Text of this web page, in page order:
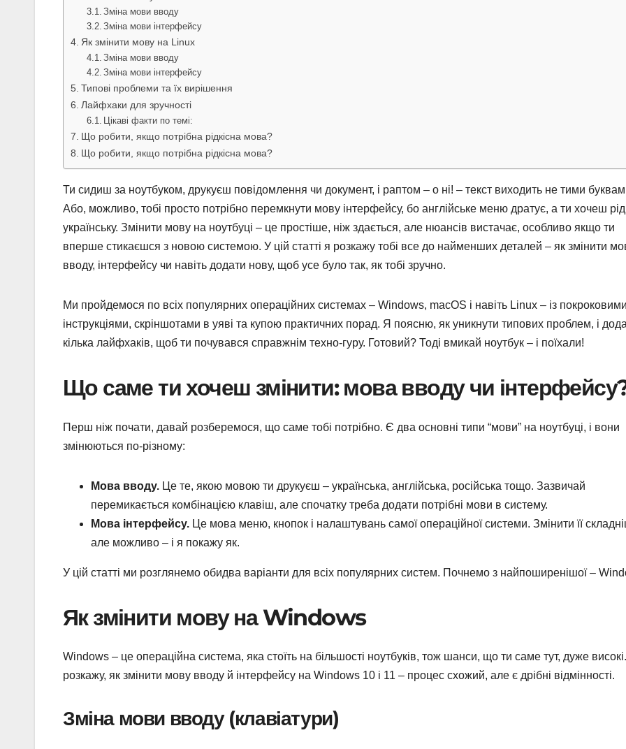
Зміна мови вводу
Зміна мови інтерфейсу
Як змінити мову на Linux
Зміна мови вводу
Зміна мови інтерфейсу
Типові проблеми та їх вирішення
Лайфхаки для зручності
Цікаві факти по темі:
Що робити, якщо потрібна рідкісна мова?
Що робити, якщо потрібна рідкісна мова?
Ти сидиш за ноутбуком, друкуєш повідомлення чи документ, і раптом – о ні! – текст виходить не тими
Або, можливо, тобі просто потрібно перемкнути мову інтерфейсу, бо англійське меню дратує, а ти хочеш
українську. Змінити мову на ноутбуці – це простіше, ніж здається, але нюансів вистачає, особливо якщо ти
вперше стикаєшся з новою системою. У цій статті я розкажу тобі все до найменших деталей – як змінити
вводу, інтерфейсу чи навіть додати нову, щоб усе було так, як тобі зручно.
Ми пройдемося по всіх популярних операційних системах – Windows, macOS і навіть Linux – із покроковими
інструкціями, скріншотами в уяві та купою практичних порад. Я поясню, як уникнути типових проблем, і
кілька лайфхаків, щоб ти почувався справжнім техно-гуру. Готовий? Тоді вмикай ноутбук – і поїхали!
Що саме ти хочеш змінити: мова вводу чи
Перш ніж почати, давай розберемося, що саме тобі потрібно. Є два основні типи “мови” на ноутбуці, і вони
змінюються по-різному:
Мова вводу. Це те, якою мовою ти друкуєш – українська, англійська, російська тощо. Зазвичай
перемикається комбінацією клавіш, але спочатку треба додати потрібні мови в систему.
Мова інтерфейсу. Це мова меню, кнопок і налаштувань самої операційної системи. Змінити її
але можливо – і я покажу як.
У цій статті ми розглянемо обидва варіанти для всіх популярних систем. Почнемо з найпоширенішої –
Як змінити мову на Windows
Windows – це операційна система, яка стоїть на більшості ноутбуків, тож шанси, що ти саме тут, дуже
розкажу, як змінити мову вводу й інтерфейсу на Windows 10 і 11 – процес схожий, але є дрібні відмінності.
Зміна мови вводу (клавіатури)